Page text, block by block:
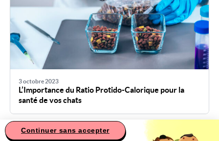
Continuer sans accepter
Ce site utilise des cookies
3 octobre 2023
L’Importance du Ratio Protido-Calorique pour la
santé de vos chats